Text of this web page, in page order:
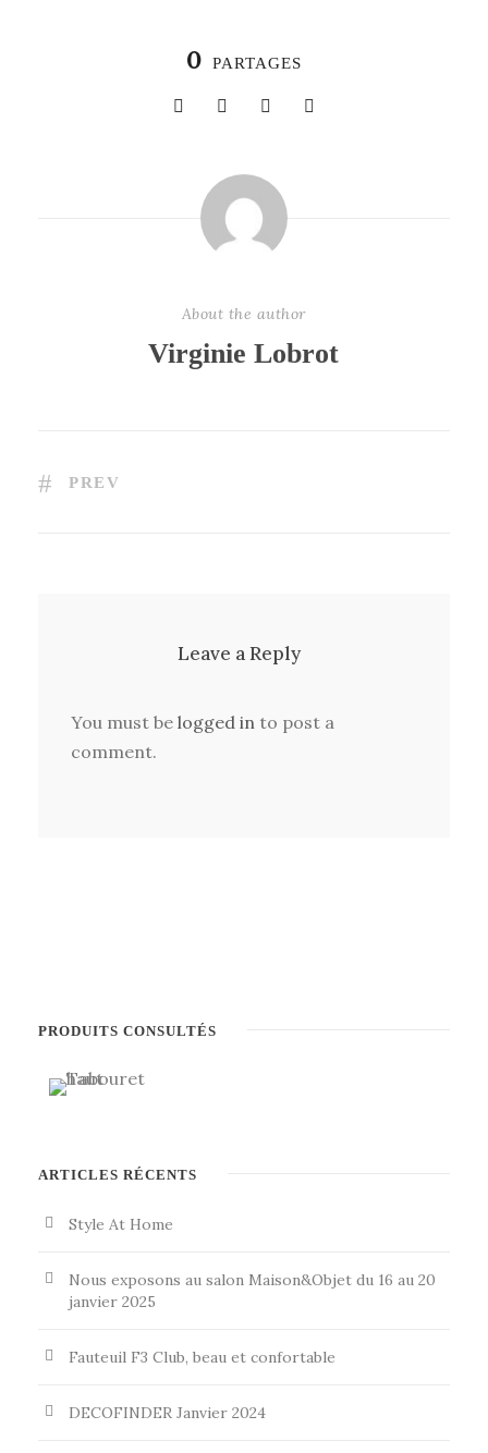
0 PARTAGES
About the author
Virginie Lobrot
PREV
Leave a Reply
You must be logged in to post a
comment.
PRODUITS CONSULTÉS
ARTICLES RÉCENTS
Style At Home
Nous exposons au salon Maison&Objet du 16 au 20
janvier 2025
Fauteuil F3 Club, beau et confortable
DECOFINDER Janvier 2024